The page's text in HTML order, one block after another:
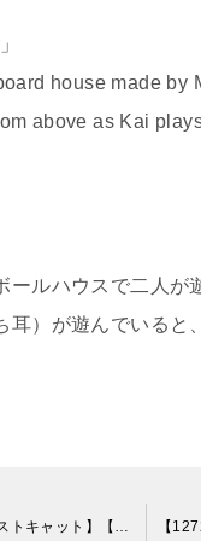
house made by
above as Kai
ルハウスで二人が
耳）が遊んでいると
コスプレ猫が二足歩行？【ノルウェージャンフォレストキャット】【ラガマフィン】cat